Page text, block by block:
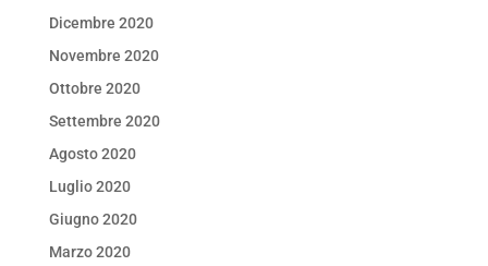
Dicembre 2020
Novembre 2020
Ottobre 2020
Settembre 2020
Agosto 2020
Luglio 2020
Giugno 2020
Marzo 2020